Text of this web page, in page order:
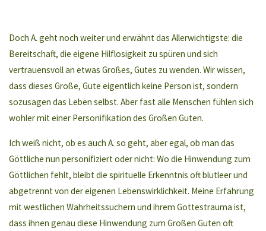
Doch A. geht noch weiter und erwähnt das Allerwichtigste: die
Bereitschaft, die eigene Hilflosigkeit zu spüren und sich
vertrauensvoll an etwas Großes, Gutes zu wenden. Wir wissen,
dass dieses Große, Gute eigentlich keine Person ist, sondern
sozusagen das Leben selbst. Aber fast alle Menschen fühlen sich
wohler mit einer Personifikation des Großen Guten.
Ich weiß nicht, ob es auch A. so geht, aber egal, ob man das
Göttliche nun personifiziert oder nicht: Wo die Hinwendung zum
Göttlichen fehlt, bleibt die spirituelle Erkenntnis oft blutleer und
abgetrennt von der eigenen Lebenswirklichkeit. Meine Erfahrung
mit westlichen Wahrheitssuchern und ihrem Gottestrauma ist,
dass ihnen genau diese Hinwendung zum Großen Guten oft